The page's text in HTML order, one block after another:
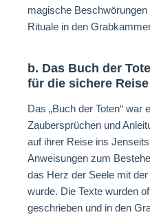
magische
Rituale in den
b. Das Buch der
für die sichere Reise
Das „Buch der Toten“ war
Zaubersprüchen und
auf ihrer Reise ins
Anweisungen zum
das Herz der Seele mit
wurde. Die Texte wurden
geschrieben und in den